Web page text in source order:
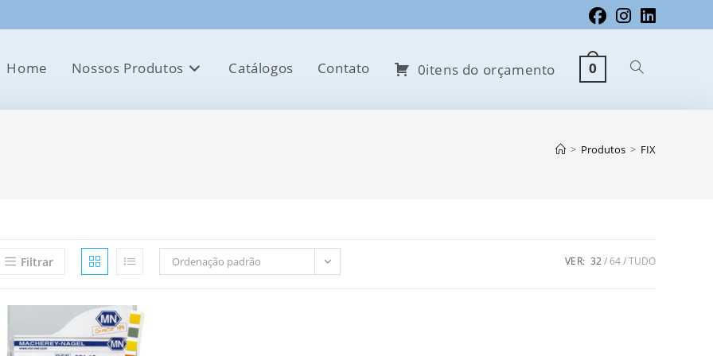
Home Nossos Produtos Catálogos Contato 0itens do orçamento 0 Alternar
pesquisa
> Produtos > FIX
Filtrar Ordenação padrão VER: 32 64 TUDO